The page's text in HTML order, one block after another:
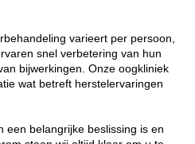
varieert per persoon,
snel verbetering van hun
bijwerkingen. Onze oogkliniek
wat betreft herstelervaringen
een belangrijke beslissing is en